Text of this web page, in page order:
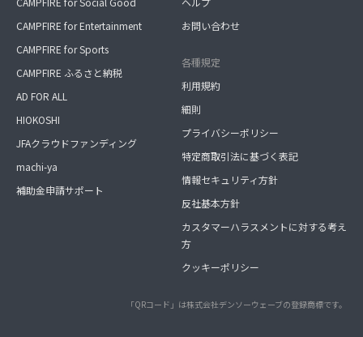
CAMPFIRE for Entertainment
CAMPFIRE for Sports
CAMPFIRE ふるさと納税
AD FOR ALL
HIOKOSHI
JFAクラウドファンディング
machi-ya
補助金申請サポート
お問い合わせ
各種規定
利用規約
細則
プライバシーポリシー
特定商取引法に基づく表記
情報セキュリティ方針
反社基本方針
カスタマーハラスメントに対する考え
方
クッキーポリシー
「QRコード」は株式会社デンソーウェーブの登録商標です。